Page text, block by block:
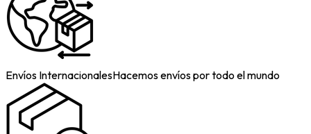
Envíos InternacionalesHacemos envíos por todo el mundo